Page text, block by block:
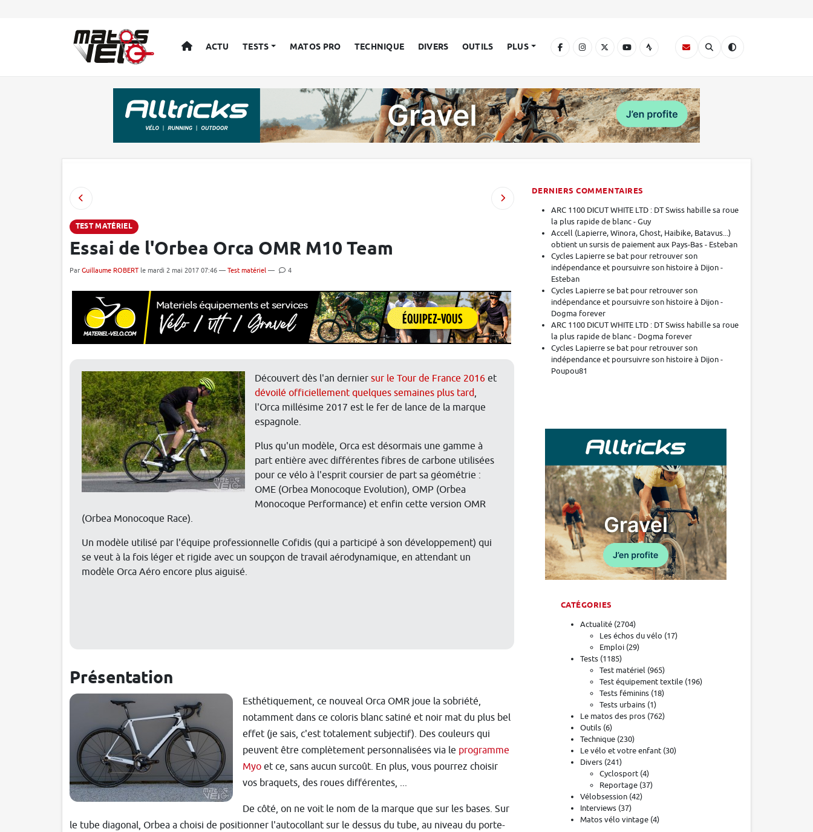
ACCUEIL
ACTU TESTS MATOS PRO TECHNIQUE DIVERS OUTILS PLUS
TEST MATÉRIEL
Essai de l'Orbea Orca OMR M10 Team
Par Guillaume ROBERT le mardi 2 mai 2017 07:46 — Test matériel — 4
Découvert dès l'an dernier sur le Tour de France 2016 et
dévoilé officiellement quelques semaines plus tard,
l'Orca millésime 2017 est le fer de lance de la marque
espagnole.
Plus qu'un modèle, Orca est désormais une gamme à
part entière avec différentes fibres de carbone utilisées
pour ce vélo à l'esprit coursier de part sa géométrie :
OME (Orbea Monocoque Evolution), OMP (Orbea
Monocoque Performance) et enfin cette version OMR
(Orbea Monocoque Race).
Un modèle utilisé par l'équipe professionnelle Cofidis (qui a participé à son développement) qui
se veut à la fois léger et rigide avec un soupçon de travail aérodynamique, en attendant un
modèle Orca Aéro encore plus aiguisé.
Présentation
Esthétiquement, ce nouveal Orca OMR joue la sobriété,
notamment dans ce coloris blanc satiné et noir mat du plus bel
effet (je sais, c'est totalement subjectif). Des couleurs qui
peuvent être complètement personnalisées via le programme
Myo et ce, sans aucun surcoût. En plus, vous pourrez choisir
vos braquets, des roues différentes, ...
De côté, on ne voit le nom de la marque que sur les bases. Sur
le tube diagonal, Orbea a choisi de positionner l'autocollant sur le dessus du tube, au niveau du porte-
DERNIERS COMMENTAIRES
ARC 1100 DICUT WHITE LTD : DT Swiss habille sa roue
la plus rapide de blanc - Guy
Accell (Lapierre, Winora, Ghost, Haibike, Batavus...)
obtient un sursis de paiement aux Pays-Bas - Esteban
Cycles Lapierre se bat pour retrouver son
indépendance et poursuivre son histoire à Dijon -
Esteban
Cycles Lapierre se bat pour retrouver son
indépendance et poursuivre son histoire à Dijon -
Dogma forever
ARC 1100 DICUT WHITE LTD : DT Swiss habille sa roue
la plus rapide de blanc - Dogma forever
Cycles Lapierre se bat pour retrouver son
indépendance et poursuivre son histoire à Dijon -
Poupou81
CATÉGORIES
Actualité (2704)
Les échos du vélo (17)
Emploi (29)
Tests (1185)
Test matériel (965)
Test équipement textile (196)
Tests féminins (18)
Tests urbains (1)
Le matos des pros (762)
Outils (6)
Technique (230)
Le vélo et votre enfant (30)
Divers (241)
Cyclosport (4)
Reportage (37)
Vélobsession (42)
Interviews (37)
Matos vélo vintage (4)